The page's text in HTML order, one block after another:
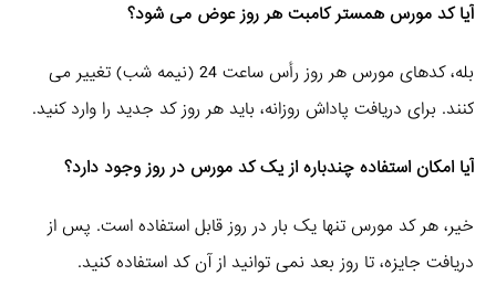
آیا کد مورس همستر کامبت هر روز عوض می‌ شود؟
بله، کدهای مورس هر روز رأس ساعت 24 (نیمه شب) تغییر می‌
کنند. برای دریافت پاداش روزانه، باید هر روز کد جدید را وارد کنید.
آیا امکان استفاده چندباره از یک کد مورس در روز وجود دارد؟
خیر، هر کد مورس تنها یک بار در روز قابل استفاده است. پس از
دریافت جایزه، تا روز بعد نمی‌ توانید از آن کد استفاده کنید.